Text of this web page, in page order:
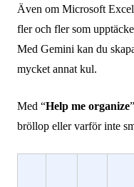
Även om Microsoft
fler och fler som
Med Gemini kan du
mycket annat kul.
Med “Help me organize
bröllop eller varför inte